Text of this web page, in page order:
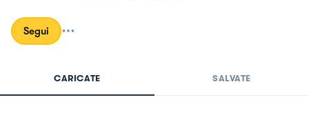
Segui
CARICATE SALVATE